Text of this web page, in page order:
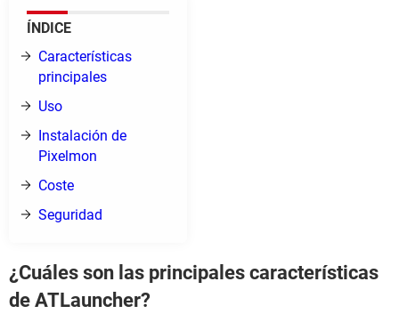
ÍNDICE
Características
principales
Uso
Instalación de
Pixelmon
Coste
Seguridad
¿Cuáles son las principales características
de ATLauncher?